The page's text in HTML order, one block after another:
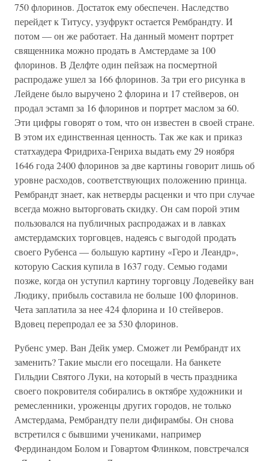
750 флоринов. Достаток ему обеспечен. Наследство
перейдет к Титусу, узуфрукт остается Рембрандту. И
потом — он же работает. На данный момент портрет
священника можно продать в Амстердаме за 100
флоринов. В Делфте один пейзаж на посмертной
распродаже ушел за 166 флоринов. За три его рисунка в
Лейдене было выручено 2 флорина и 17 стейверов, он
продал эстамп за 16 флоринов и портрет маслом за 60.
Эти цифры говорят о том, что он известен в своей стране.
В этом их единственная ценность. Так же как и приказ
статхаудера Фридриха-Генриха выдать ему 29 ноября
1646 года 2400 флоринов за две картины говорит лишь об
уровне расходов, соответствующих положению принца.
Рембрандт знает, как нетверды расценки и что при случае
всегда можно выторговать скидку. Он сам порой этим
пользовался на публичных распродажах и в лавках
амстердамских торговцев, надеясь с выгодой продать
своего Рубенса — большую картину «Геро и Леандр»,
которую Саския купила в 1637 году. Семью годами
позже, когда он уступил картину торговцу Лодевейку ван
Людику, прибыль составила не больше 100 флоринов.
Чета заплатила за нее 424 флорина и 10 стейверов.
Вдовец перепродал ее за 530 флоринов.
Рубенс умер. Ван Дейк умер. Сможет ли Рембрандт их
заменить? Такие мысли его посещали. На банкете
Гильдии Святого Луки, на который в честь праздника
своего покровителя собирались в октябре художники и
ремесленники, уроженцы других городов, не только
Амстердама, Рембрандту пели дифирамбы. Он снова
встретился с бывшими учениками, например
Фердинандом Болом и Говартом Флинком, повстречался